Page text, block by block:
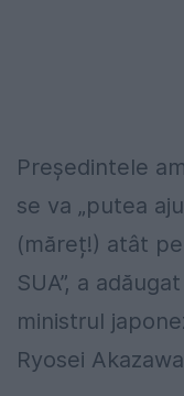
Președintele
se va „putea
(măreț!) atât
SUA”, a
ministrul
Ryosei